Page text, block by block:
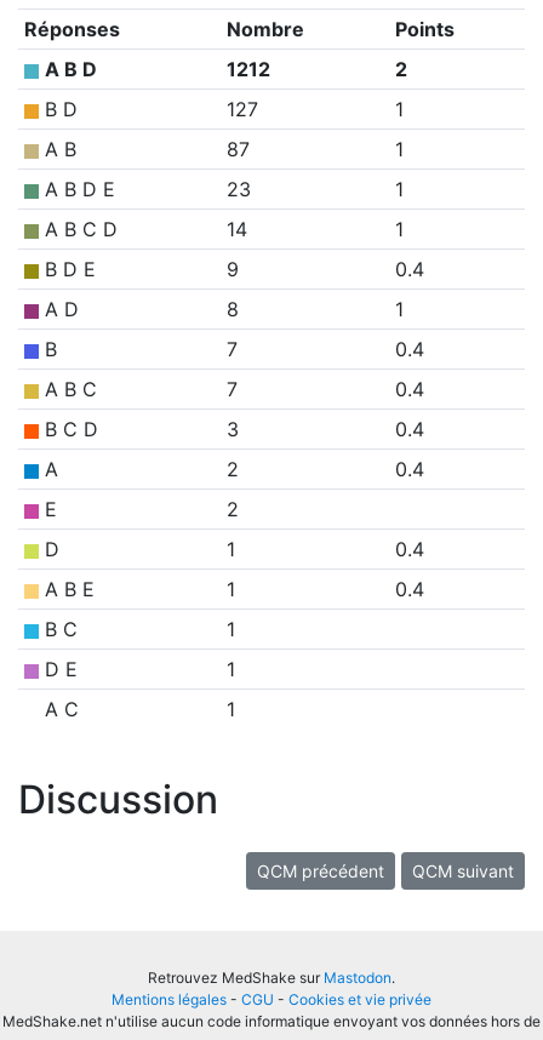
Réponses Nombre
Points
A B D
1212
2
B D
127
1
A B
87
1
A B D E
23
1
A B C D
14
1
B D E
9
0.4
A D
8
1
B
7
0.4
A B C
7
0.4
B C D
3
0.4
A
2
0.4
E
2
D
1
0.4
A B E
1
0.4
B C
1
D E
1
A C
1
Discussion
QCM précédent QCM suivant
Retrouvez MedShake sur Mastodon.
Mentions légales - CGU - Cookies et vie privée
MedShake.net n'utilise aucun code informatique envoyant vos données hors de